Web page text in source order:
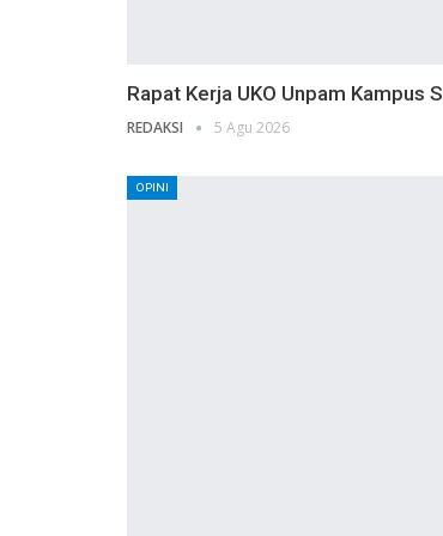
Rapat Kerja UKO Unpam Kampus
REDAKSI 5 Agu 2026
OPINI